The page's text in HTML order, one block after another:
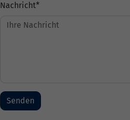
Nachricht*